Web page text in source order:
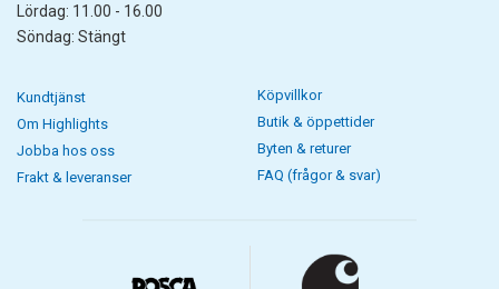
Lördag: 11.00 - 16.00
Söndag: Stängt
Kundtjänst
Om Highlights
Jobba hos oss
Frakt & leveranser
Köpvillkor
Butik & öppettider
Byten & returer
FAQ (frågor & svar)